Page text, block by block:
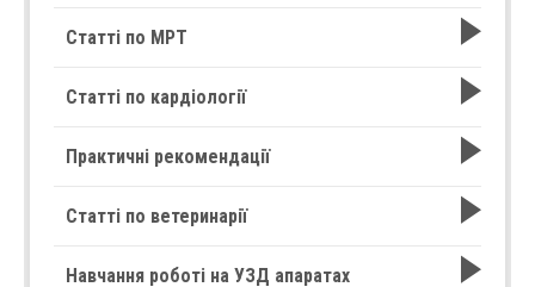
Статті по МРТ
Статті по кардіології
Практичні рекомендації
Статті по ветеринарії
Навчання роботі на УЗД апаратах